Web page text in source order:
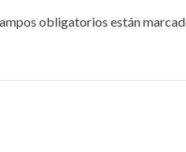
obligatorios están